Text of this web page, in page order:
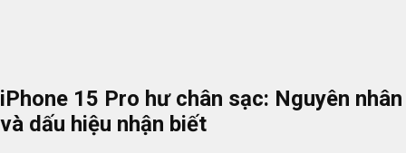
iPhone 15 Pro hư chân sạc: Nguyên nhân
và dấu hiệu nhận biết